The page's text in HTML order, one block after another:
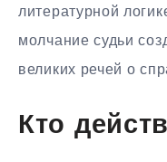
литературной
молчание судьи
великих речей о
Кто